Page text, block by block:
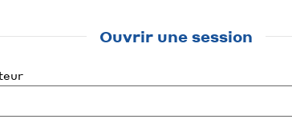
Ouvrir une session